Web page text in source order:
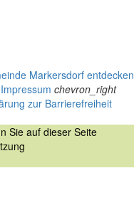
Impressum chevron_right
zur Barrierefreiheit
Sie auf dieser Seite